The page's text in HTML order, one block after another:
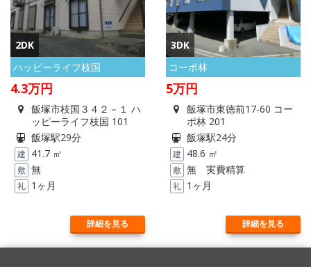
2DK
ハッピーライフ枝国
4.3万円
飯塚市枝国３４２－１ ハ
ッピーライフ枝国 101
飯塚駅29分
建 41.7 ㎡
敷 無
礼 1ヶ月
詳細を見る
3DK
コーポ林
5万円
飯塚市東徳前17-60 コー
ポ林 201
飯塚駅24分
建 48.6 ㎡
敷 無 実費精算
礼 1ヶ月
詳細を見る